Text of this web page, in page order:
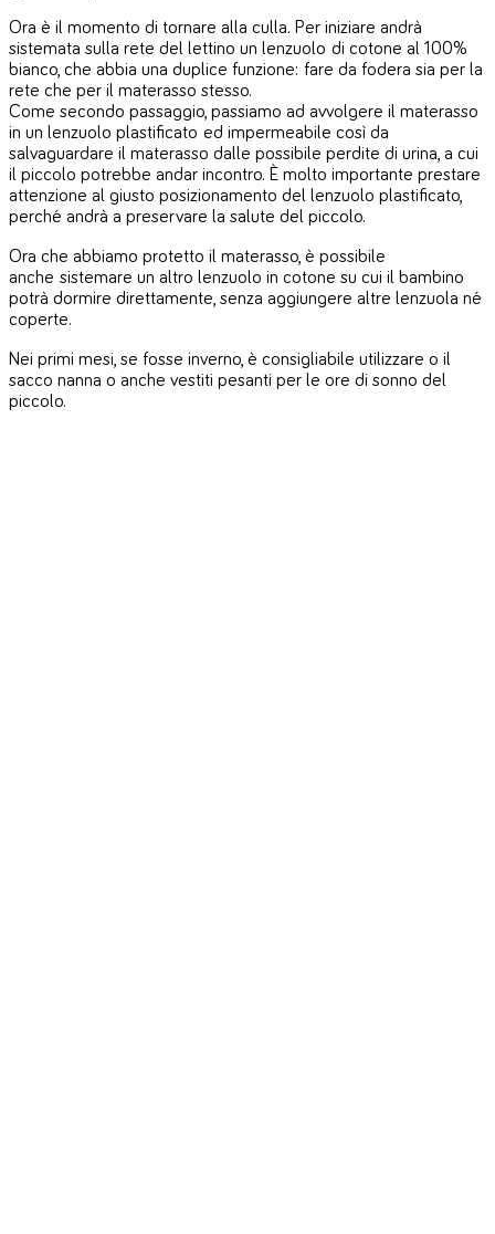
Ora è il momento di tornare alla culla. Per iniziare andrà
sistemata sulla rete del lettino un lenzuolo di cotone al 100%
bianco, che abbia una duplice funzione: fare da fodera sia per la
rete che per il materasso stesso.
Come secondo passaggio, passiamo ad avvolgere il materasso
in un lenzuolo plastificato ed impermeabile così da
salvaguardare il materasso dalle possibile perdite di urina, a cui
il piccolo potrebbe andar incontro. È molto importante prestare
attenzione al giusto posizionamento del lenzuolo plastificato,
perché andrà a preservare la salute del piccolo.
Ora che abbiamo protetto il materasso, è possibile
anche sistemare un altro lenzuolo in cotone su cui il bambino
potrà dormire direttamente, senza aggiungere altre lenzuola né
coperte.
Nei primi mesi, se fosse inverno, è consigliabile utilizzare o il
sacco nanna o anche vestiti pesanti per le ore di sonno del
piccolo.